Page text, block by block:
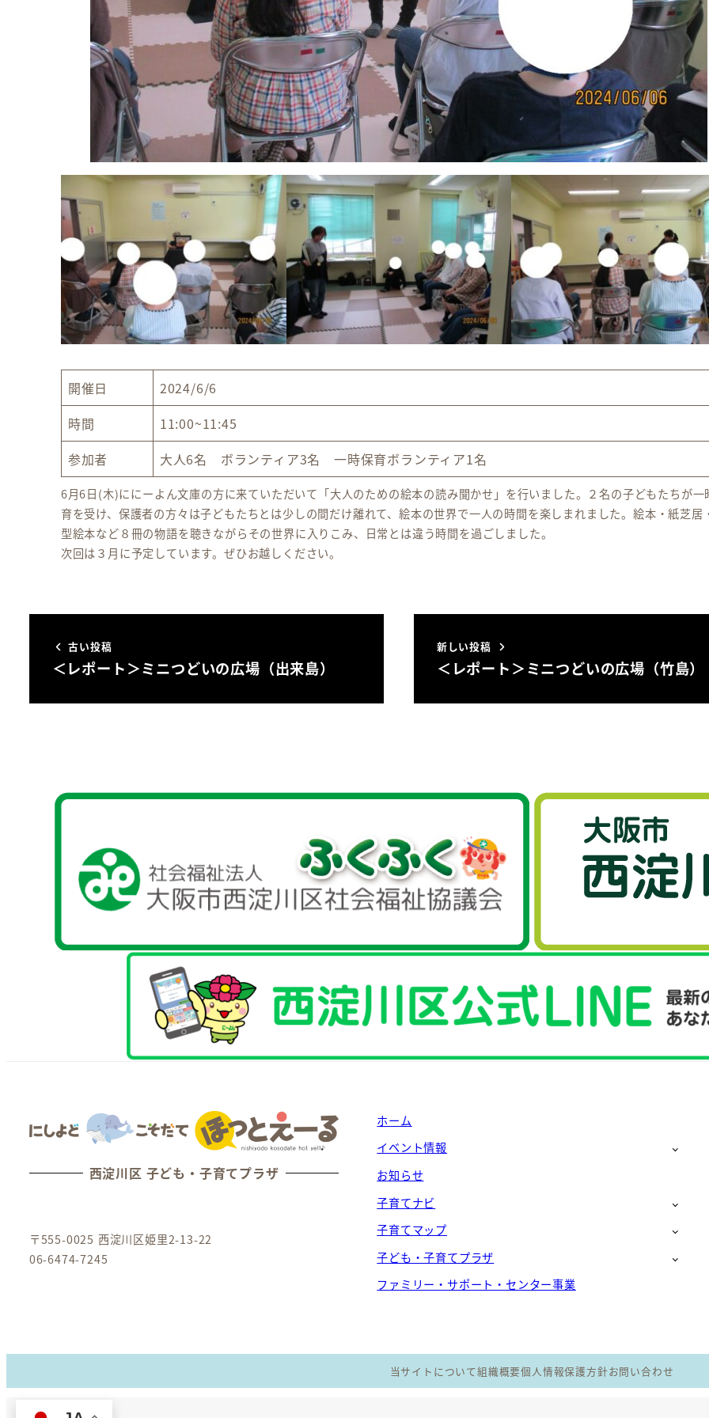
開催日
2024/6/6
時間
11:00~11:45
参加者
大人6名 ボランティア3名 一時保育ボランティア1名
6月6日(木)ににーよん文庫の方に来ていただいて「大人のための絵本の読み聞かせ」を行いました。２名の子どもたちが一
育を受け、保護者の方々は子どもたちとは少しの間だけ離れて、絵本の世界で一人の時間を楽しまれました。絵本・紙芝居
型絵本など８冊の物語を聴きながらその世界に入りこみ、日常とは違う時間を過ごしました。
次回は３月に予定しています。ぜひお越しください。
古い投稿
＜レポート＞ミニつどいの広場（出来島）
新しい投稿
＜レポート＞ミニつどいの広場（竹島）
西淀川区 子ども・子育てプラザ
〒555-0025 西淀川区姫里2-13-22
06-6474-7245
ホーム
イベント情報
お知らせ
子育てナビ
子育てマップ
子ども・子育てプラザ
ファミリー・サポート・センター事業
当サイトについて組織概要個人情報保護方針お問い合わせ